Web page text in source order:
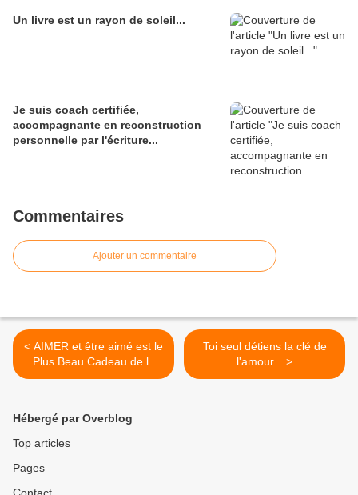
Un livre est un rayon de soleil...
Je suis coach certifiée,
accompagnante en reconstruction
personnelle par l'écriture...
Commentaires
Ajouter un commentaire
< AIMER et être aimé est le
Plus Beau Cadeau de la
vie...
Toi seul détiens la clé de
l'amour... >
Hébergé par Overblog
Top articles
Pages